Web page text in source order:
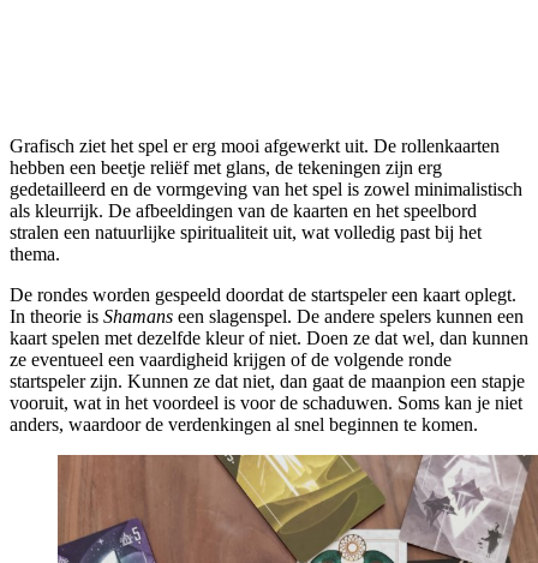
Grafisch ziet het spel er erg mooi afgewerkt uit. De rollenkaarten
hebben een beetje reliëf met glans, de tekeningen zijn erg
gedetailleerd en de vormgeving van het spel is zowel minimalistisch
als kleurrijk. De afbeeldingen van de kaarten en het speelbord
stralen een natuurlijke spiritualiteit uit, wat volledig past bij het
thema.
De rondes worden gespeeld doordat de startspeler een kaart oplegt.
In theorie is Shamans een slagenspel. De andere spelers kunnen een
kaart spelen met dezelfde kleur of niet. Doen ze dat wel, dan kunnen
ze eventueel een vaardigheid krijgen of de volgende ronde
startspeler zijn. Kunnen ze dat niet, dan gaat de maanpion een stapje
vooruit, wat in het voordeel is voor de schaduwen. Soms kan je niet
anders, waardoor de verdenkingen al snel beginnen te komen.